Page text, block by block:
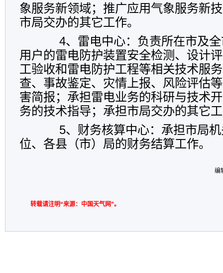
象服务新领域；推广应用气象服务新
市局交办的其它工作。
4、雷电中心：负责所在市及全
用户的雷电防护装置安全检测、设计
工验收和雷电防护工程等相关技术服
查、事故鉴定、灾情上报、风险评估
害简报；承担雷电业务的科研与技术
务的技术指导；承担市局交办的其它
5、财务核算中心：承担市局机
位、各县（市）局的财务结算工作。
编
转载请注明“来源：中国天气网”。